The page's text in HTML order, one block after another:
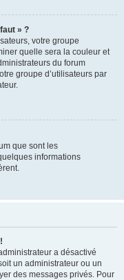
» ?
votre groupe
quelle sera la couleur et
du forum
groupe d’utilisateurs par
que sont les
informations
a désactivé
un administrateur ou un
des messages privés. Pour